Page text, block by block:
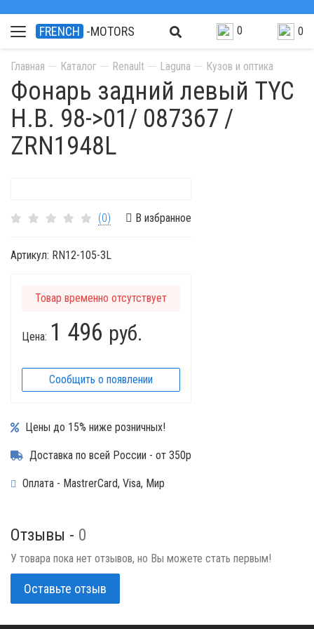
FRENCH -MOTORS 0 0
Главная Каталог Renault Laguna Кузов и оптика
Фонарь задний левый TYC
H.B. 98->01/ 087367 /
ZRN1948L
(0) В избранное
Артикул: RN12-105-3L
Товар временно отсутствует
Цена: 1 496 руб.
Сообщить о появлении
Цены до 15% ниже розничных!
Доставка по всей России - от 350р
Оплата - MastrerCard, Visa, Мир
Отзывы - 0
У товара пока нет отзывов, но Вы можете стать первым!
Оставьте отзыв